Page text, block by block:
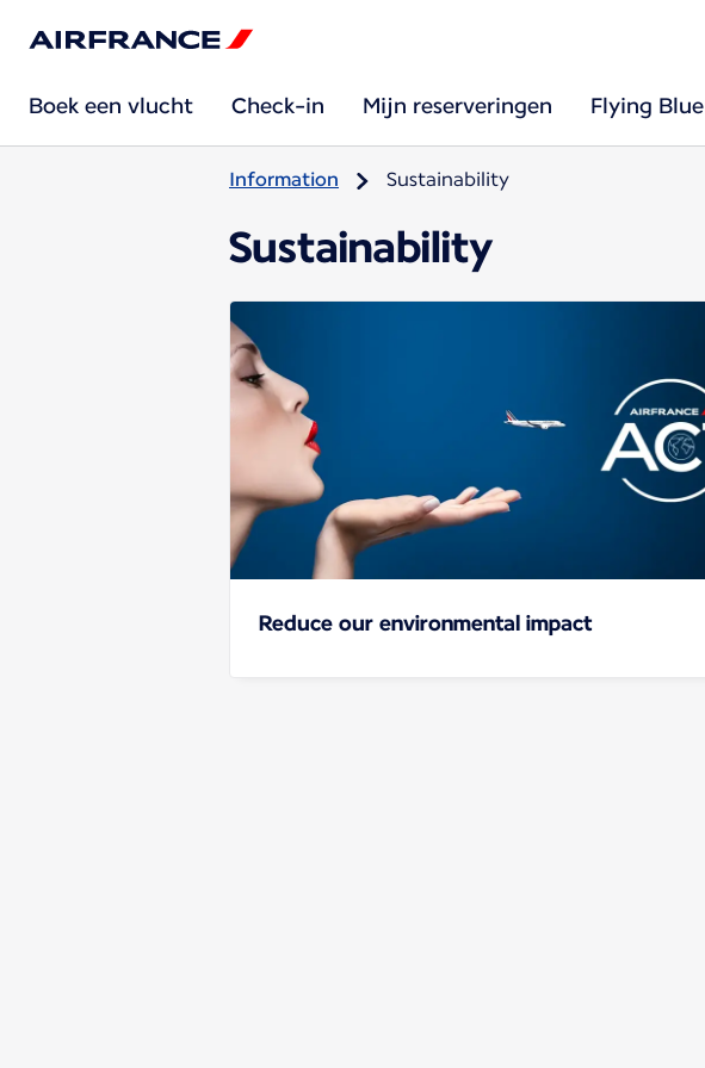
Boek een vlucht Check-in Mijn reserveringen Flying Blue
Information Sustainability
Sustainability
Reduce our environmental impact